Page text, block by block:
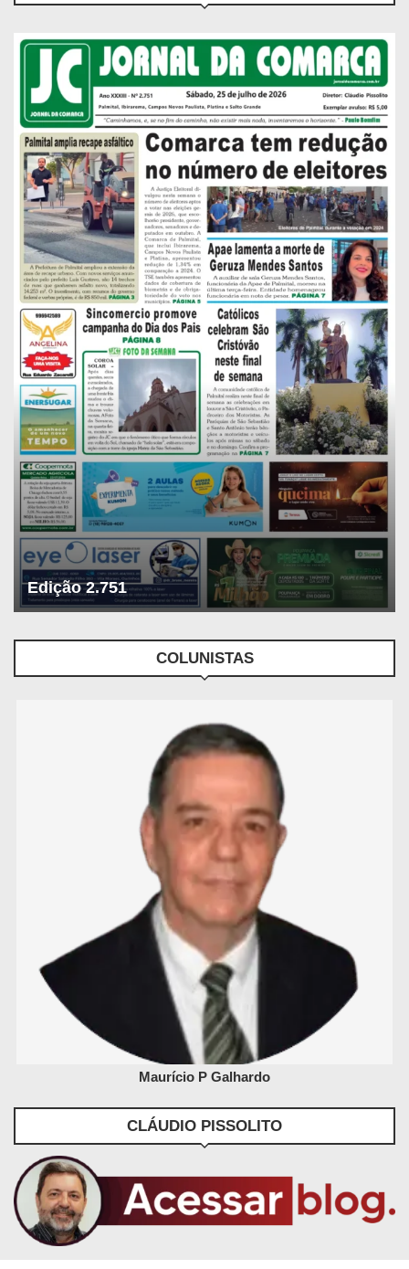
Edição 2.751
COLUNISTAS
Maurício P Galhardo
CLÁUDIO PISSOLITO